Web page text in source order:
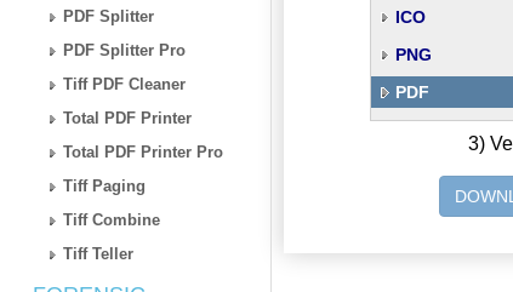
PDF Splitter
PDF Splitter Pro
Tiff PDF Cleaner
Total PDF Printer
Total PDF Printer Pro
Tiff Paging
Tiff Combine
Tiff Teller
ICO
PNG
PDF
3)